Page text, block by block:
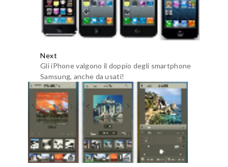
Next
Gli iPhone valgono il doppio degli smartphone
Samsung, anche da usati!